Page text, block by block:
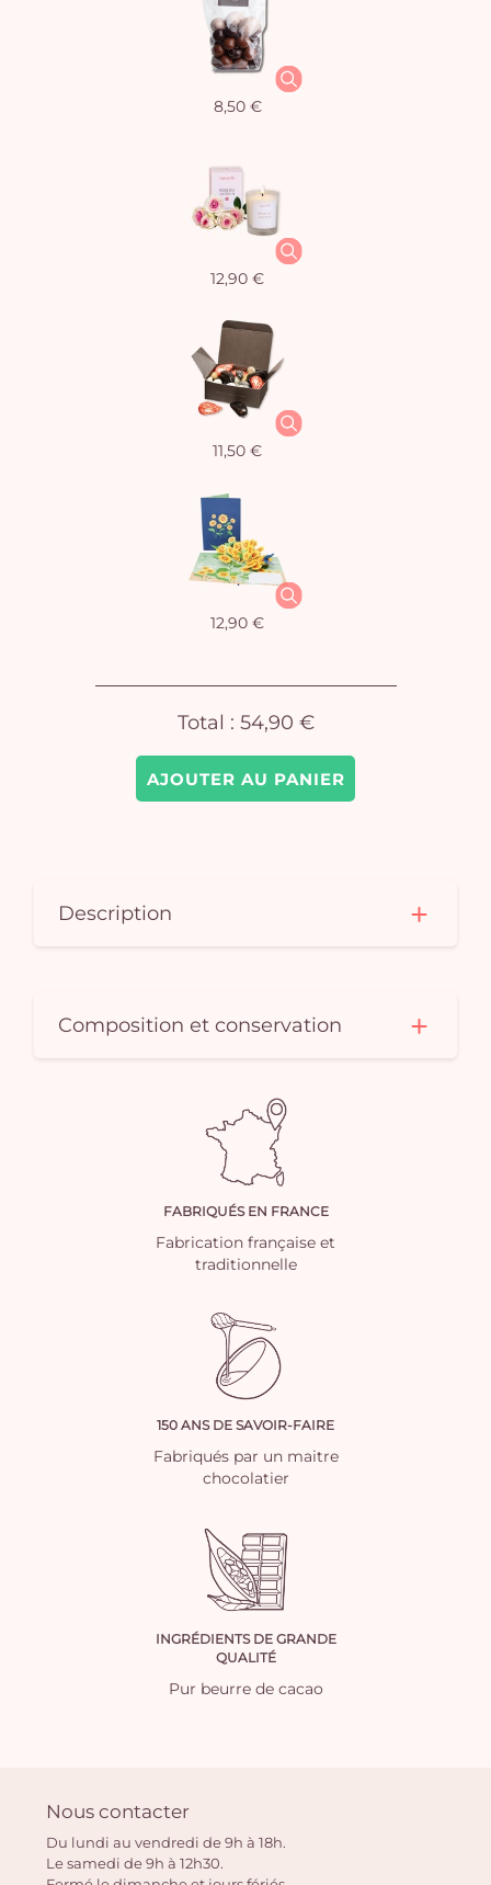
AJOUTER AU PANIER
8,50 €
12,90 €
11,50 €
12,90 €
Total : 54,90 €
Description
Composition et conservation
FABRIQUÉS EN FRANCE
Fabrication française et
traditionnelle
150 ANS DE SAVOIR-FAIRE
Fabriqués par un maitre
chocolatier
INGRÉDIENTS DE GRANDE
QUALITÉ
Pur beurre de cacao
Nous contacter
Du lundi au vendredi de 9h à 18h.
Le samedi de 9h à 12h30.